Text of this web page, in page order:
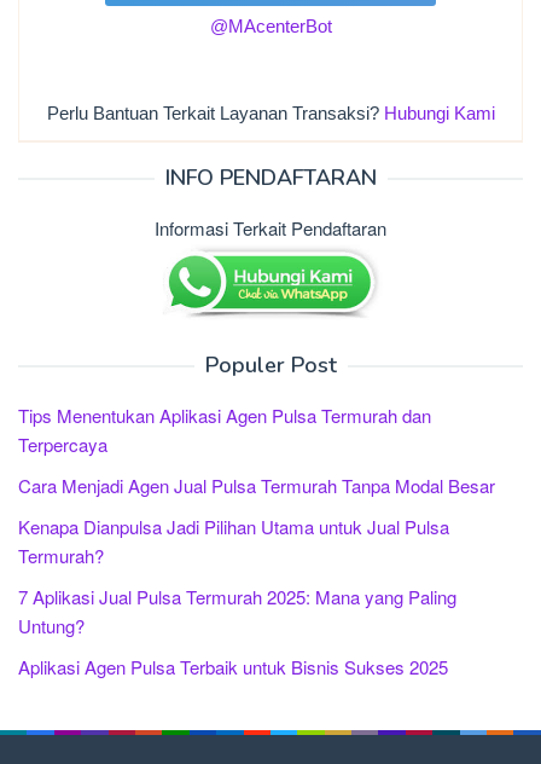
@MAcenterBot
Perlu Bantuan Terkait Layanan Transaksi? Hubungi Kami
INFO PENDAFTARAN
Informasi Terkait Pendaftaran
Populer Post
Tips Menentukan Aplikasi Agen Pulsa Termurah dan
Terpercaya
Cara Menjadi Agen Jual Pulsa Termurah Tanpa Modal Besar
Kenapa Dianpulsa Jadi Pilihan Utama untuk Jual Pulsa
Termurah?
7 Aplikasi Jual Pulsa Termurah 2025: Mana yang Paling
Untung?
Aplikasi Agen Pulsa Terbaik untuk Bisnis Sukses 2025